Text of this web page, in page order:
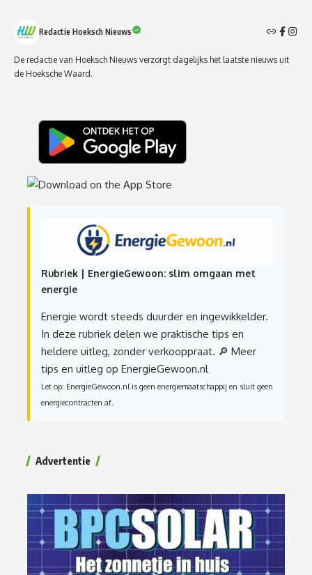
Redactie Hoeksch Nieuws
De redactie van Hoeksch Nieuws verzorgt dagelijks het laatste nieuws uit
de Hoeksche Waard.
Rubriek | EnergieGewoon: slim omgaan met
energie
Energie wordt steeds duurder en ingewikkelder.
In deze rubriek delen we praktische tips en
heldere uitleg, zonder verkooppraat. 🔎 Meer
tips en uitleg op EnergieGewoon.nl
Let op: EnergieGewoon.nl is geen energiemaatschappij en sluit geen
energiecontracten af.
Advertentie